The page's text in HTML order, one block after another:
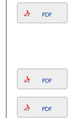
PDF
PDF
PDF